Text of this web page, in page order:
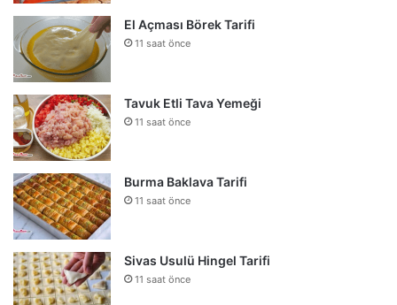
El Açması Börek Tarifi
11 saat önce
Tavuk Etli Tava Yemeği
11 saat önce
Burma Baklava Tarifi
11 saat önce
Sivas Usulü Hingel Tarifi
11 saat önce